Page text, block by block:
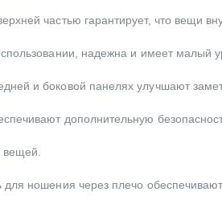
частью гарантирует, что вещи
надежна и имеет малый
и боковой панелях улучшают
дополнительную
вещей.
ношения через плечо